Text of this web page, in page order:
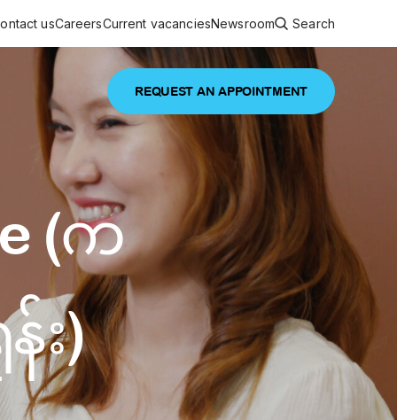
Featured article
services
stage of life
and continuing health care from prenatal
coordinating with specialists as
interdisciplinary
Facility Inaugurated in Yangon for
REQUEST AN APPOINTMENT
usCareersCurrent vacanciesNewsroom Search
(က
း)